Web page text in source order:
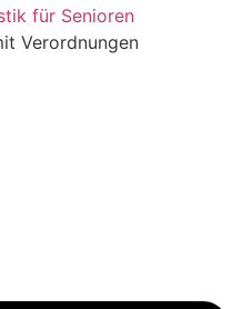
für Senioren
Verordnungen